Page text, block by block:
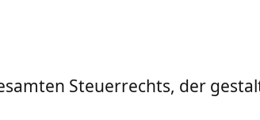
Steuerrechts, der